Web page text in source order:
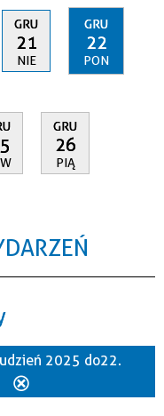
GRU
21
NIE
GRU
22
PON
GRU
26
PIĄ
2025 do 22.